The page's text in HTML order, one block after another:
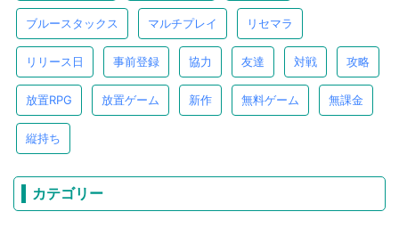
ブルースタックス マルチプレイ リセマラ
リリース日 事前登録 協力 友達 対戦 攻略
放置RPG 放置ゲーム 新作 無料ゲーム 無課金
縦持ち
カテゴリー